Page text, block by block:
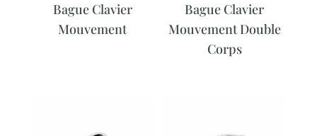
Bague Clavier
Mouvement
Bague Clavier
Mouvement Double
Corps